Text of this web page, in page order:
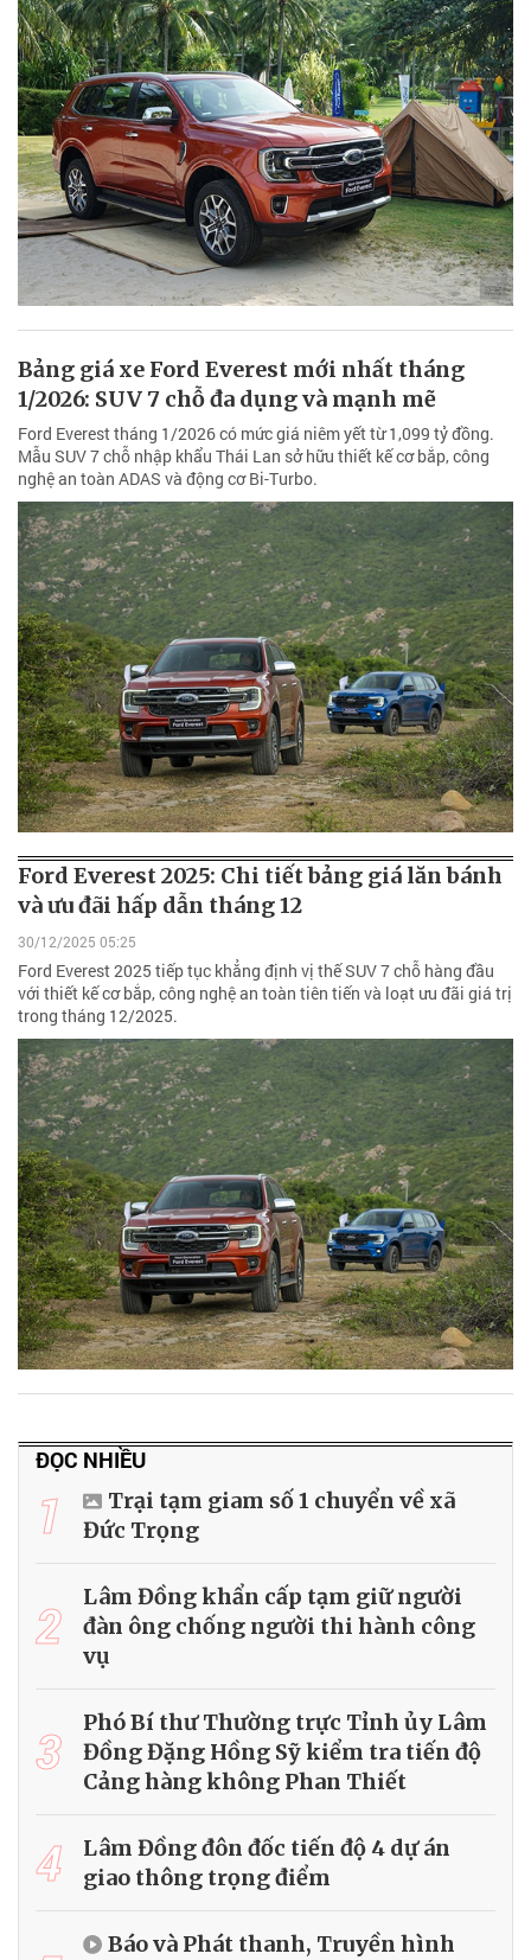
Bảng giá xe Ford Everest mới nhất tháng
1/2026: SUV 7 chỗ đa dụng và mạnh mẽ
Ford Everest tháng 1/2026 có mức giá niêm yết từ 1,099 tỷ đồng.
Mẫu SUV 7 chỗ nhập khẩu Thái Lan sở hữu thiết kế cơ bắp, công
nghệ an toàn ADAS và động cơ Bi-Turbo.
Ford Everest 2025: Chi tiết bảng giá lăn bánh
và ưu đãi hấp dẫn tháng 12
30/12/2025 05:25
Ford Everest 2025 tiếp tục khẳng định vị thế SUV 7 chỗ hàng đầu
với thiết kế cơ bắp, công nghệ an toàn tiên tiến và loạt ưu đãi giá trị
trong tháng 12/2025.
ĐỌC NHIỀU
1
Trại tạm giam số 1 chuyển về xã
Đức Trọng
2
Lâm Đồng khẩn cấp tạm giữ người
đàn ông chống người thi hành công
vụ
3
Phó Bí thư Thường trực Tỉnh ủy Lâm
Đồng Đặng Hồng Sỹ kiểm tra tiến độ
Cảng hàng không Phan Thiết
4
Lâm Đồng đôn đốc tiến độ 4 dự án
giao thông trọng điểm
Báo và Phát thanh, Truyền hình